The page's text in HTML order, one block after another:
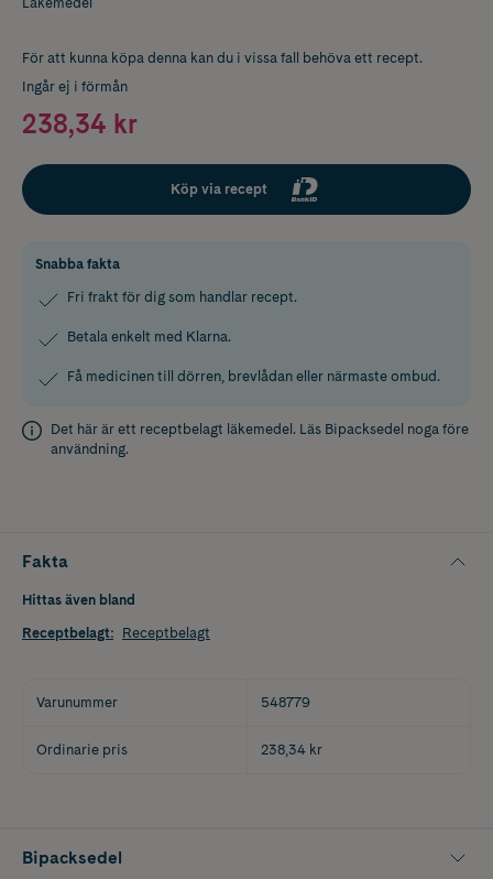
För att kunna köpa denna kan du i vissa fall behöva ett recept.
Ingår ej i förmån
238,34 kr
Köp via recept
Snabba fakta
Fri frakt för dig som handlar recept.
Betala enkelt med Klarna.
Få medicinen till dörren, brevlådan eller närmaste ombud.
Det här är ett receptbelagt läkemedel. Läs Bipacksedel noga före
användning.
Fakta
Hittas även bland
Receptbelagt: Receptbelagt
Varunummer 548779
Ordinarie pris 238,34 kr
Bipacksedel